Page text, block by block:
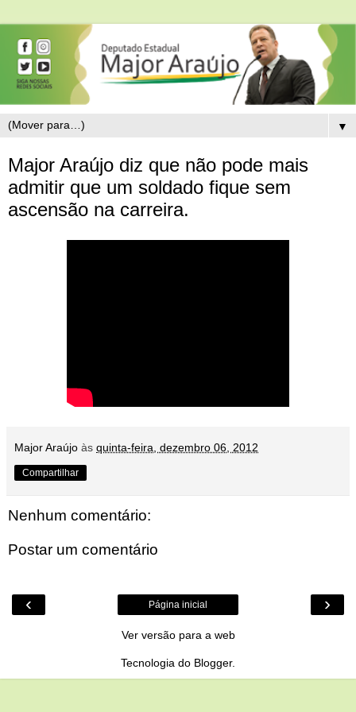
▼
Major Araújo diz que não pode mais
admitir que um soldado fique sem
ascensão na carreira.
Major Araújo às quinta-feira, dezembro 06, 2012
Compartilhar
Nenhum comentário:
Postar um comentário
‹ ›
Página inicial
Ver versão para a web
Tecnologia do Blogger.